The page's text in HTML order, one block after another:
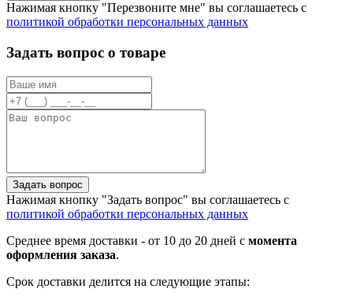
Нажимая кнопку "Перезвоните мне" вы соглашаетесь с
политикой обработки персональных данных
Задать вопрос о товаре
Задать вопрос
Нажимая кнопку "Задать вопрос" вы соглашаетесь с
политикой обработки персональных данных
Среднее время доставки - от 10 до 20 дней с момента
оформления заказа.
Срок доставки делится на следующие этапы: